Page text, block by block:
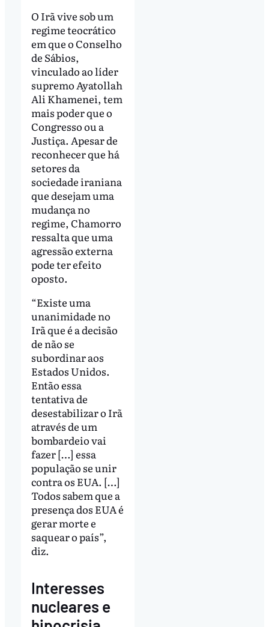
O Irã vive sob um
regime teocrático
em que o Conselho
de Sábios,
vinculado ao líder
supremo Ayatollah
Ali Khamenei, tem
mais poder que o
Congresso ou a
Justiça. Apesar de
reconhecer que há
setores da
sociedade iraniana
que desejam uma
mudança no
regime, Chamorro
ressalta que uma
agressão externa
pode ter efeito
oposto.
“Existe uma
unanimidade no
Irã que é a decisão
de não se
subordinar aos
Estados Unidos.
Então essa
tentativa de
desestabilizar o Irã
através de um
bombardeio vai
fazer […] essa
população se unir
contra os EUA. […]
Todos sabem que a
presença dos EUA é
gerar morte e
saquear o país”,
diz.
Interesses
nucleares e